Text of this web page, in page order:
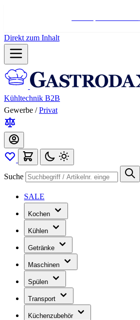
Direkt zum Inhalt
Kühltechnik B2B
Gewerbe / Privat
Suche
SALE
Kochen
Kühlen
Getränke
Maschinen
Spülen
Transport
Küchenzubehör